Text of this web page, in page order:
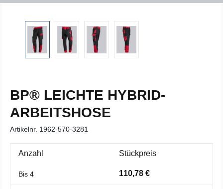
BP® LEICHTE HYBRID-
ARBEITSHOSE
Artikelnr. 1962-570-3281
Anzahl Stückpreis
Bis 4 110,78 €